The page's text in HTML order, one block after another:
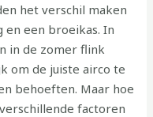
het verschil maken
een broeikas. In
in de zomer flink
om de juiste airco te
behoeften. Maar hoe
factoren